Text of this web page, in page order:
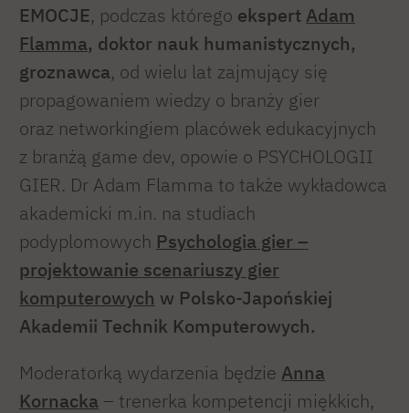
EMOCJE, podczas którego ekspert Adam
Flamma, doktor nauk humanistycznych,
groznawca, od wielu lat zajmujący się
propagowaniem wiedzy o branży gier
oraz networkingiem placówek edukacyjnych
z branżą game dev, opowie o PSYCHOLOGII
GIER. Dr Adam Flamma to także wykładowca
akademicki m.in. na studiach
podyplomowych Psychologia gier –
projektowanie scenariuszy gier
komputerowych w Polsko-Japońskiej
Akademii Technik Komputerowych.
Moderatorką wydarzenia będzie Anna
Kornacka – trenerka kompetencji miękkich,